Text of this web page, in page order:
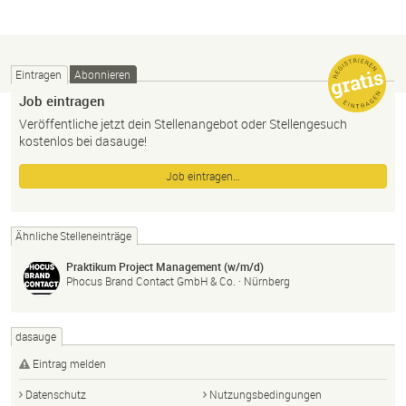
Eintragen Abonnieren
Job eintragen
Veröffentliche jetzt dein Stellenangebot oder Stellengesuch
kostenlos bei dasauge!
Job eintragen…
Ähnliche Stelleneinträge
Praktikum Project Management (w/m/d)
Phocus Brand Contact GmbH & Co. · Nürnberg
dasauge
Eintrag melden
Datenschutz
Nutzungsbedingungen